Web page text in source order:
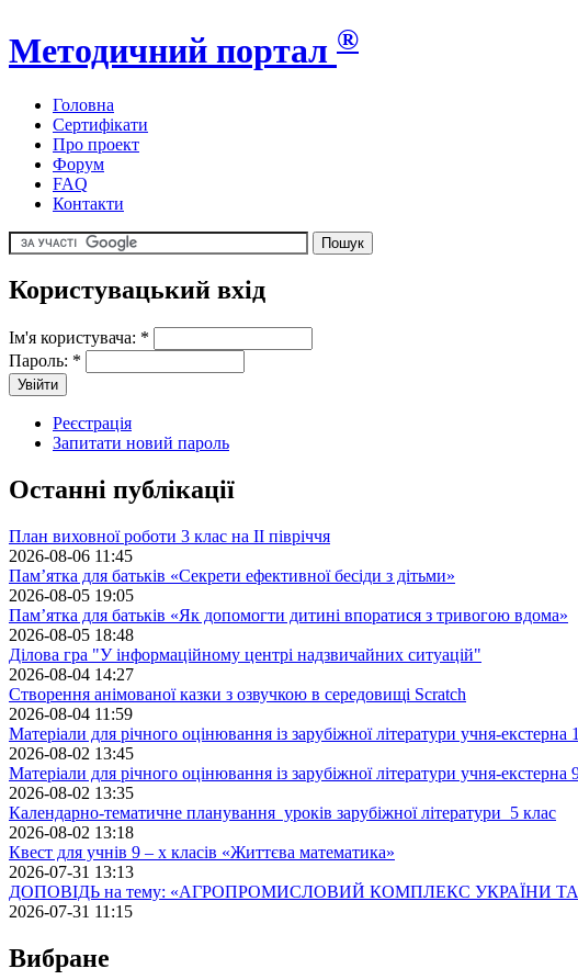
Методичний портал ®
Головна
Сертифікати
Про проект
Форум
FAQ
Контакти
Користувацький вхід
Ім'я користувача: *
Пароль: *
Реєстрація
Запитати новий пароль
Останні публікації
План виховної роботи 3 клас на II півріччя
2026-08-06 11:45
Пам’ятка для батьків «Секрети ефективної бесіди з дітьми»
2026-08-05 19:05
Пам’ятка для батьків «Як допомогти дитині впоратися з тривогою вдома»
2026-08-05 18:48
Ділова гра "У інформаційному центрі надзвичайних ситуацій"
2026-08-04 14:27
Створення анімованої казки з озвучкою в середовищі Scratch
2026-08-04 11:59
Матеріали для річного оцінювання із зарубіжної літератури учня-екстерна
2026-08-02 13:45
Матеріали для річного оцінювання із зарубіжної літератури учня-екстерна
2026-08-02 13:35
Календарно-тематичне планування уроків зарубіжної літератури 5 клас
2026-08-02 13:18
Квест для учнів 9 – х класів «Життєва математика»
2026-07-31 13:13
ДОПОВІДЬ на тему: «АГРОПРОМИСЛОВИЙ КОМПЛЕКС УКРАЇНИ
2026-07-31 11:15
Вибране